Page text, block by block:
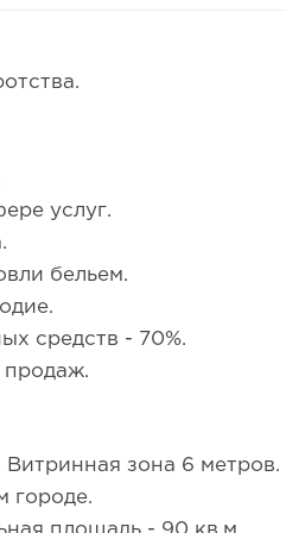
услуг.
бельем.
средств - 70%.
продаж.
зона 6 метров.
городе.